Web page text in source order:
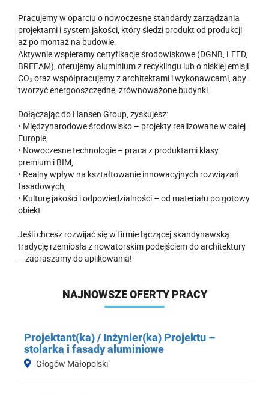
Pracujemy w oparciu o nowoczesne standardy zarządzania
projektami i system jakości, który śledzi produkt od produkcji
aż po montaż na budowie.
Aktywnie wspieramy certyfikacje środowiskowe (DGNB, LEED,
BREEAM), oferujemy aluminium z recyklingu lub o niskiej emisji
CO₂ oraz współpracujemy z architektami i wykonawcami, aby
tworzyć energooszczędne, zrównoważone budynki.
Dołączając do Hansen Group, zyskujesz:
• Międzynarodowe środowisko – projekty realizowane w całej
Europie,
• Nowoczesne technologie – praca z produktami klasy
premium i BIM,
• Realny wpływ na kształtowanie innowacyjnych rozwiązań
fasadowych,
• Kulturę jakości i odpowiedzialności – od materiału po gotowy
obiekt.
Jeśli chcesz rozwijać się w firmie łączącej skandynawską
tradycję rzemiosła z nowatorskim podejściem do architektury
– zapraszamy do aplikowania!
NAJNOWSZE OFERTY PRACY
Projektant(ka) / Inżynier(ka) Projektu –
stolarka i fasady aluminiowe
Głogów Małopolski